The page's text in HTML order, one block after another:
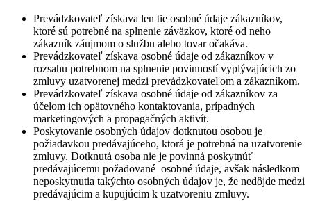
Prevádzkovateľ získava len tie osobné údaje zákazníkov,
ktoré sú potrebné na splnenie záväzkov, ktoré od neho
zákazník záujmom o službu alebo tovar očakáva.
Prevádzkovateľ získava osobné údaje od zákazníkov v
rozsahu potrebnom na splnenie povinností vyplývajúcich zo
zmluvy uzatvorenej medzi prevádzkovateľom a zákazníkom.
Prevádzkovateľ získava osobné údaje od zákazníkov za
účelom ich opätovného kontaktovania, prípadných
marketingových a propagačných aktivít.
Poskytovanie osobných údajov dotknutou osobou je
požiadavkou predávajúceho, ktorá je potrebná na uzatvorenie
zmluvy. Dotknutá osoba nie je povinná poskytnúť
predávajúcemu požadované osobné údaje, avšak následkom
neposkytnutia takýchto osobných údajov je, že nedôjde medzi
predávajúcim a kupujúcim k uzatvoreniu zmluvy.